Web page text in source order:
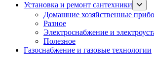
Установка и ремонт сантехники
sub
Домашние хозяйственные
Разное
Электроснабжение и
Полезное
Газоснабжение и газовые технологии